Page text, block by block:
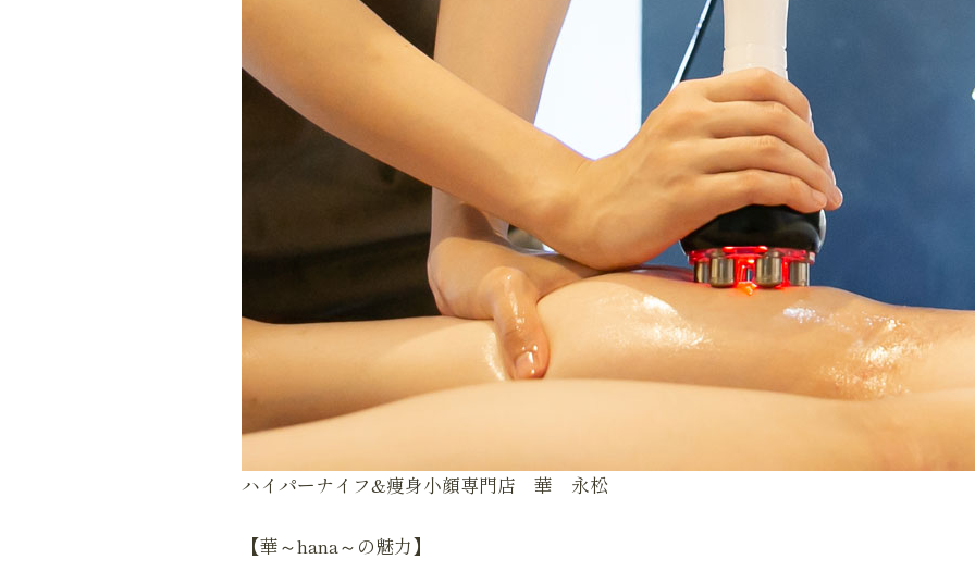
ハイパーナイフ&痩身小顔専門店 華 永松
【華～hana～の魅力】